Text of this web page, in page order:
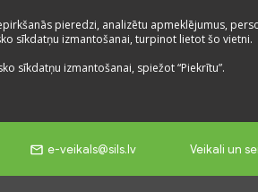
pieredzi, analizētu apmeklējumus,
sīkdatņu izmantošanai, turpinot lietot šo vietni.
sīkdatņu izmantošanai, spiežot “Piekrītu”.
e-veikals@sils.lv Veikali un